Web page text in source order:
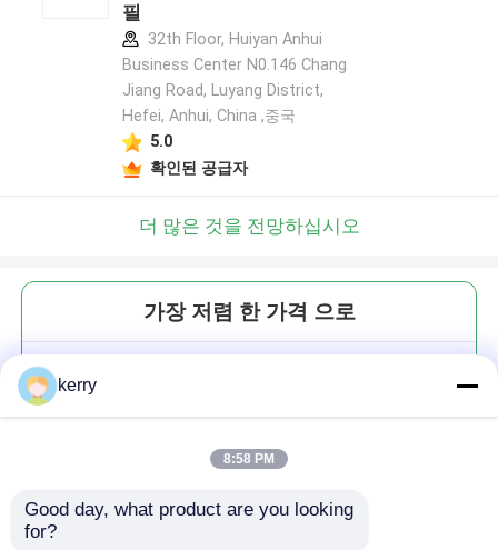
필
32th Floor, Huiyan Anhui
Business Center N0.146 Chang
Jiang Road, Luyang District,
Hefei, Anhui, China ,중국
5.0
확인된 공급자
더 많은 것을 전망하십시오
가장 저렴 한 가격 으로
kerry
8:58 PM
Good day, what product are you looking
for?